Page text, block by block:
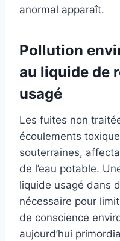
anormal apparaît.
Pollution
au liquide de
usagé
Les fuites non
écoulements
souterraines,
de l’eau potable.
liquide usagé dans
nécessaire pour
de conscience
aujourd’hui